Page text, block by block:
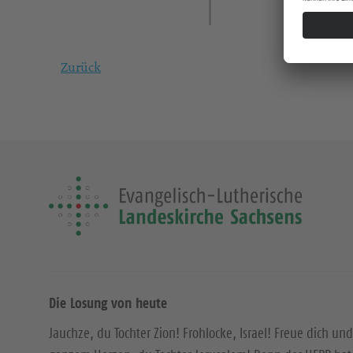
Zurück
Die Losung von heute
Jauchze, du Tochter Zion! Frohlocke, Israel! Freue dich